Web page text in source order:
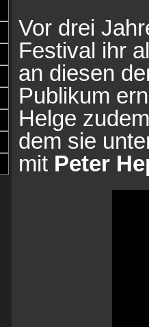
Vor drei
Festival ihr
an diesen
Publikum
Helge
dem sie
mit Peter